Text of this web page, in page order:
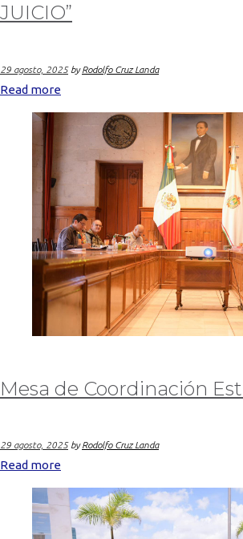
JUICIO”
29 agosto, 2025 byRodolfo Cruz Landa
Read more
Mesa de Coordinación
29 agosto, 2025 byRodolfo Cruz Landa
Read more